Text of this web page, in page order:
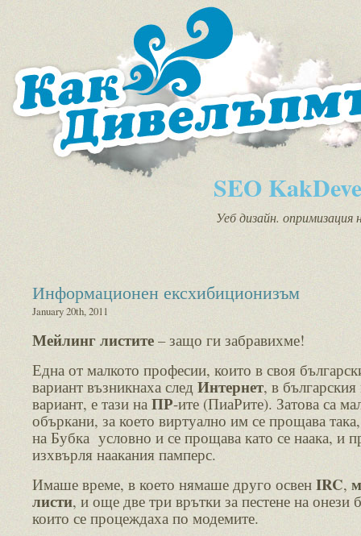
SEO
Уеб дизайн. опримизация
Информационен ексхибиционизъм
January 20th, 2011
Мейлинг листите – защо ги забравихме!
Една от малкото професии, които в своя
вариант възникнаха след Интернет, в
вариант, е тази на ПР-ите (ПиаРите). Затова са
объркани, за което виртуално им се прощава
на Бубка условно и се прощава като се наака, и
изхвърля наакания памперс.
Имаше време, в което нямаше друго освен IRC,
листи, и още две три врътки за пестене на онези
които се процеждаха по модемите.